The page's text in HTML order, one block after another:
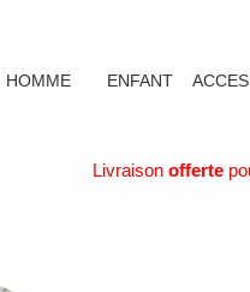
HOMME ENFANT
Livraison offerte